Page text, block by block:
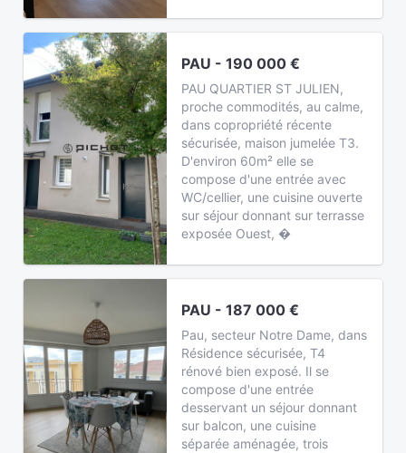
PAU - 190 000 €
PAU QUARTIER ST JULIEN,
proche commodités, au calme,
dans copropriété récente
sécurisée, maison jumelée T3.
D'environ 60m² elle se
compose d'une entrée avec
WC/cellier, une cuisine ouverte
sur séjour donnant sur terrasse
exposée Ouest, �
PAU - 187 000 €
Pau, secteur Notre Dame, dans
Résidence sécurisée, T4
rénové bien exposé. Il se
compose d'une entrée
desservant un séjour donnant
sur balcon, une cuisine
séparée aménagée, trois